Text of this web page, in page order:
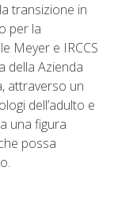
transizione in
per la
Meyer e IRCCS
della Azienda
attraverso un
dell’adulto e
una figura
possa